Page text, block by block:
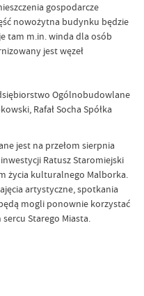
gospodarcze
nowożytna budynku będzie
tam m.in. winda dla osób
jest węzeł
Ogólnobudowlane
Rafał Socha Spółka
jest na przełom sierpnia
Ratusz Staromiejski
życia kulturalnego Malborka.
artystyczne, spotkania
mogli ponownie korzystać
Starego Miasta.